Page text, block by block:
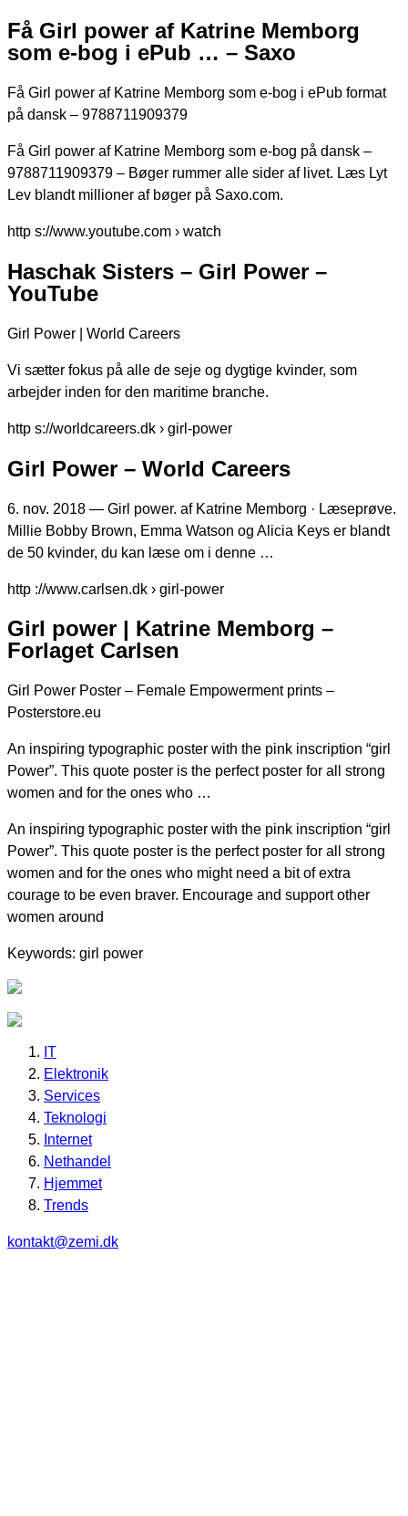
Få Girl power af Katrine Memborg
som e-bog i ePub … – Saxo
Få Girl power af Katrine Memborg som e-bog i ePub format
på dansk – 9788711909379
Få Girl power af Katrine Memborg som e-bog på dansk –
9788711909379 – Bøger rummer alle sider af livet. Læs Lyt
Lev blandt millioner af bøger på Saxo.com.
http s://www.youtube.com › watch
Haschak Sisters – Girl Power –
YouTube
Girl Power | World Careers
Vi sætter fokus på alle de seje og dygtige kvinder, som
arbejder inden for den maritime branche.
http s://worldcareers.dk › girl-power
Girl Power – World Careers
6. nov. 2018 — Girl power. af Katrine Memborg · Læseprøve.
Millie Bobby Brown, Emma Watson og Alicia Keys er blandt
de 50 kvinder, du kan læse om i denne …
http ://www.carlsen.dk › girl-power
Girl power | Katrine Memborg –
Forlaget Carlsen
Girl Power Poster – Female Empowerment prints –
Posterstore.eu
An inspiring typographic poster with the pink inscription “girl
Power”. This quote poster is the perfect poster for all strong
women and for the ones who …
An inspiring typographic poster with the pink inscription “girl
Power”. This quote poster is the perfect poster for all strong
women and for the ones who might need a bit of extra
courage to be even braver. Encourage and support other
women around
Keywords: girl power
IT
Elektronik
Services
Teknologi
Internet
Nethandel
Hjemmet
Trends
kontakt@zemi.dk